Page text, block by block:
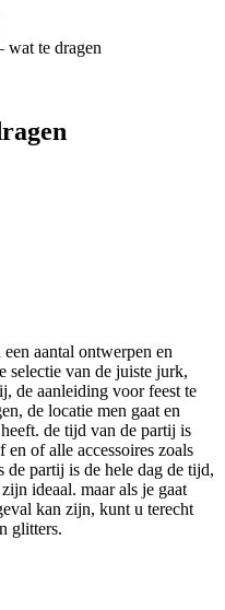
wat te dragen
aantal ontwerpen en
selectie van de juiste jurk,
de aanleiding voor feest te
de locatie men gaat en
de tijd van de partij is
en of alle accessoires zoals
partij is de hele dag de tijd,
ideaal. maar als je gaat
kan zijn, kunt u terecht
glitters.